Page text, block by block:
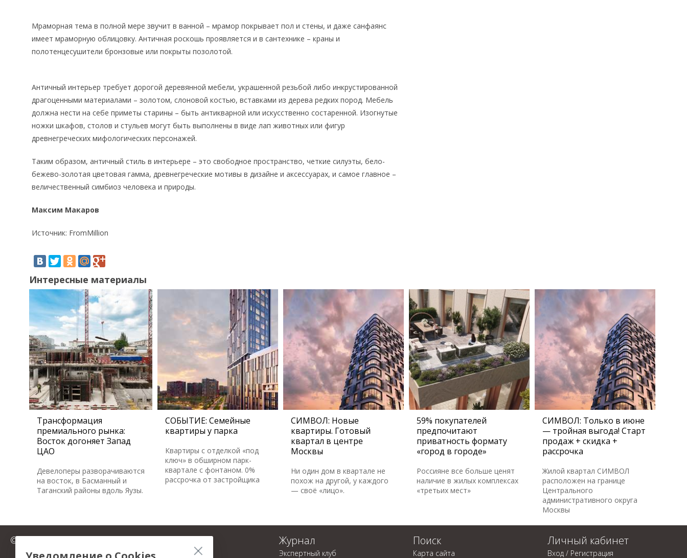
Мраморная тема в полной мере звучит в ванной – мрамор покрывает пол и стены, и даже санфаянс
имеет мраморную облицовку. Античная роскошь проявляется и в сантехнике – краны и
полотенцесушители бронзовые или покрыты позолотой.
Античный интерьер требует дорогой деревянной мебели, украшенной резьбой либо инкрустированной
драгоценными материалами – золотом, слоновой костью, вставками из дерева редких пород. Мебель
должна нести на себе приметы старины – быть антикварной или искусственно состаренной. Изогнутые
ножки шкафов, столов и стульев могут быть выполнены в виде лап животных или фигур
древнегреческих мифологических персонажей.
Таким образом, античный стиль в интерьере – это свободное пространство, четкие силуэты, бело-
бежево-золотая цветовая гамма, древнегреческие мотивы в дизайне и аксессуарах, и самое главное –
величественный симбиоз человека и природы.
Максим Макаров
Источник: FromMillion
Интересные материалы
Трансформация
премиального рынка:
Восток догоняет Запад
ЦАО
Девелоперы разворачиваются
на восток, в Басманный и
Таганский районы вдоль Яузы.
СОБЫТИЕ: Семейные
квартиры у парка
Квартиры с отделкой «под
ключ» в обширном парк-
квартале с фонтаном. 0%
рассрочка от застройщика
СИМВОЛ: Новые
квартиры. Готовый
квартал в центре
Москвы
Ни один дом в квартале не
похож на другой, у каждого
— своё «лицо».
59% покупателей
предпочитают
приватность формату
«город в городе»
Россияне все больше ценят
наличие в жилых комплексах
«третьих мест»
СИМВОЛ: Только в июне
— тройная выгода! Старт
продаж + скидка +
рассрочка
Жилой квартал СИМВОЛ
расположен на границе
Центрального
административного округа
Москвы
© 2025 FromMillion.ru Журнал
Экспертный клуб
Поиск
Карта сайта
Личный кабинет
Вход / Регистрация